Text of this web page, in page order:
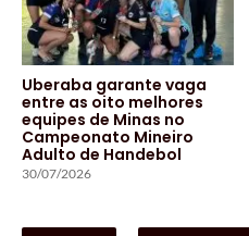
Uberaba garante vaga
entre as oito melhores
equipes de Minas no
Campeonato Mineiro
Adulto de Handebol
30/07/2026